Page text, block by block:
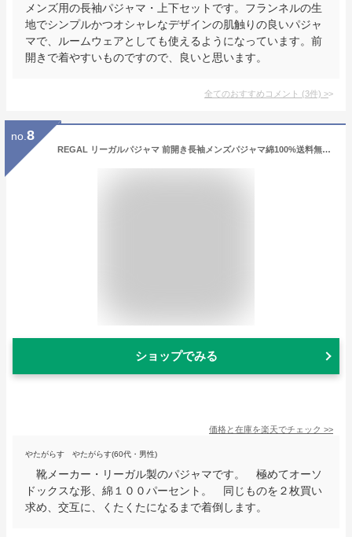
メンズ用の長袖パジャマ・上下セットです。フランネルの生
地でシンプルかつオシャレなデザインの肌触りの良いパジャ
マで、ルームウェアとしても使えるようになっています。前
開きで着やすいものですので、良いと思います。
全てのおすすめコメント (3件) >
no. 8
REGAL リーガルパジャマ 前開き長袖メンズパジャマ綿100%送料無料ギフトラッピング無料お誕生日プレゼントに最適ルームウエアナイトウエア父の日ギフトサマーセールセール sale夏物クリアランス20%OFF
ショップでみる
価格と在庫を楽天でチェック >>
やたがらす やたがらす(60代・男性)
靴メーカー・リーガル製のパジャマです。 極めてオーソ
ドックスな形、綿１００パーセント。 同じものを２枚買い
求め、交互に、くたくたになるまで着倒します。